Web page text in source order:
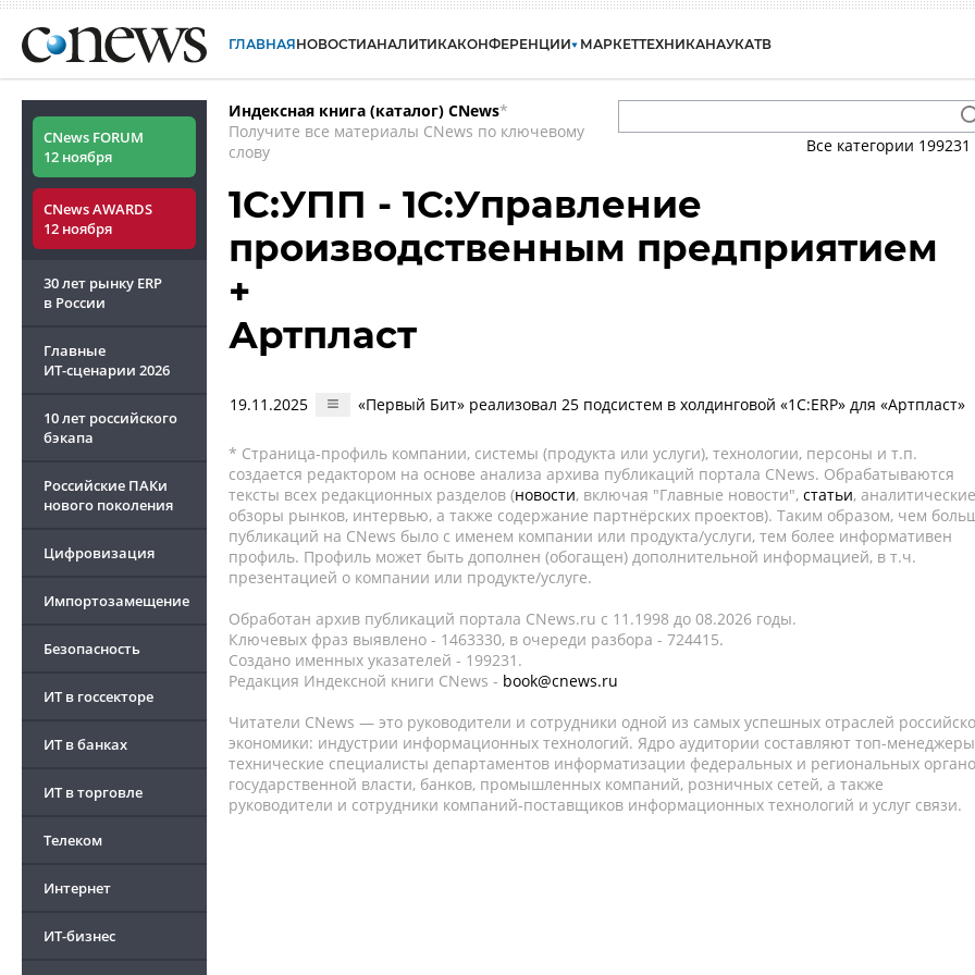
ГЛАВНАЯНОВОСТИАНАЛИТИКАКОНФЕРЕНЦИИ МАРКЕТТЕХНИКАНАУКАТВ
CNews FORUM
12 ноября
CNews AWARDS
12 ноября
30 лет рынку ERP
в России
Главные
ИТ-сценарии 2026
10 лет российского
бэкапа
Российские ПАКи
нового поколения
Цифровизация
Импортозамещение
Безопасность
ИТ в госсекторе
ИТ в банках
ИТ в торговле
Телеком
Интернет
ИТ-бизнес
Индексная книга (каталог) CNews*
Получите все материалы CNews по ключевому
слову
Все категории 199231
1С:УПП - 1С:Управление
производственным предприятием
+
Артпласт
19.11.2025 «Первый Бит» реализовал 25 подсистем в холдинговой «1С:ERP» для «Артпласт»
* Страница-профиль компании, системы (продукта или услуги), технологии, персоны и т.п.
создается редактором на основе анализа архива публикаций портала CNews. Обрабатываются
тексты всех редакционных разделов (новости, включая "Главные новости", статьи, аналитические
обзоры рынков, интервью, а также содержание партнёрских проектов). Таким образом, чем
публикаций на CNews было с именем компании или продукта/услуги, тем более информативен
профиль. Профиль может быть дополнен (обогащен) дополнительной информацией, в т.ч.
презентацией о компании или продукте/услуге.
Обработан архив публикаций портала CNews.ru c 11.1998 до 08.2026 годы.
Ключевых фраз выявлено - 1463330, в очереди разбора - 724415.
Создано именных указателей - 199231.
Редакция Индексной книги CNews - book@cnews.ru
Читатели CNews — это руководители и сотрудники одной из самых успешных отраслей
экономики: индустрии информационных технологий. Ядро аудитории составляют топ-
технические специалисты департаментов информатизации федеральных и региональных
государственной власти, банков, промышленных компаний, розничных сетей, а также
руководители и сотрудники компаний-поставщиков информационных технологий и услуг связи.